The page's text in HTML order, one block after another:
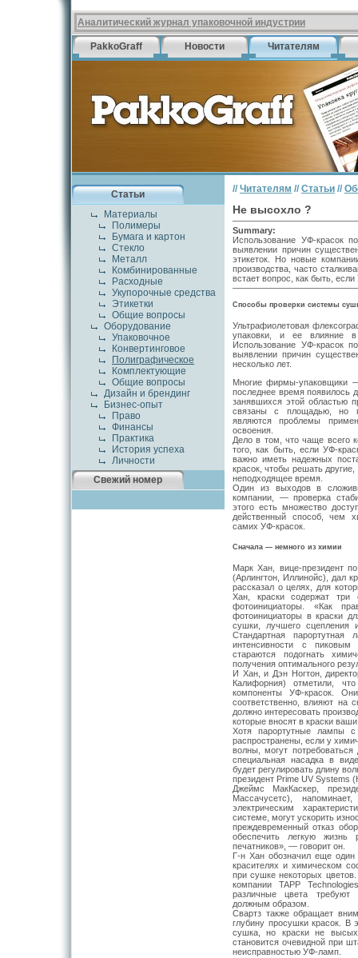
Аналитический журнал упаковочной индустрии
PakkoGraff Новости Читателям
Статьи
Материалы
Полимеры
Бумага и картон
Стекло
Металл
Комбинированные
Расходные
Укупорочные средства
Этикетки
Общие вопросы
Оборудование
Упаковочное
Конвертинговое
Полиграфическое
Комплектующие
Общие вопросы
Дизайн и брендинг
Бизнес-опыт
Право
Финансы
Практика
История успеха
Личности
Свежий номер
// Читателям // Статьи //
Не высохло ?
Summary:
Использование УФ-красок
выявлении причин
этикеток. Но новые
производства, часто
встает вопрос, как быть,
Способы проверки системы
Ультрафиолетовая
упаковки, и ее влияние в
Использование УФ-красок
выявлении причин
несколько лет.
Многие фирмы-упаковщики
последнее время появилось
занявшихся этой областью
связаны с площадью, но
являются проблемы
освоения.
Дело в том, что чаще всего
того, как быть, если УФ-
важно иметь надежных
красок, чтобы решать
неподходящее время.
Один из выходов в
компании, — проверка
этого есть множество
действенный способ, чем
самих УФ-красок.
Сначала — немного из химии
Марк Хан, вице-президент
(Арлингтон, Иллинойс), дал
рассказал о целях, для
Хан, краски содержат
фотоинициаторы. «Как
фотоинициаторы в краски
сушки, лучшего сцепления
Стандартная парортутная
интенсивности с
стараются подогнать
получения оптимального
И Хан, и Дэн Ногтон,
Калифорния) отметили,
компоненты УФ-красок.
соответственно, влияют на
должно интересовать
которые вносят в краски
Хотя парортутные лампы
распространены, если у
волны, могут
специальная насадка в
будет регулировать длину
президент Prime UV Systems
Джеймс МакКаскер,
Массачусетс),
электрическим
системе, могут ускорить
преждевременный отказ
обеспечить легкую жизнь
печатников», — говорит он.
Г-н Хан обозначил еще
красителях и химическом
при сушке некоторых
компании TAPP
различные цвета требуют
должным образом.
Свартз также обращает
глубину просушки красок. В
сушка, но краски не
становится очевидной при
неисправностью УФ-ламп.